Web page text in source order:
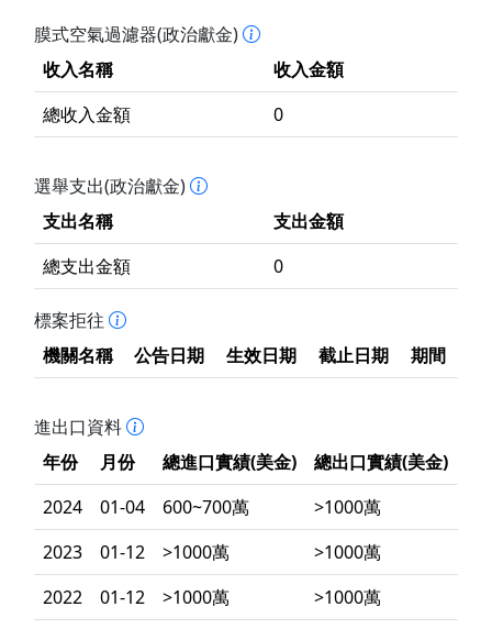
膜式空氣過濾器(政治獻金)
收入名稱
收入金額
總收入金額
0
選舉支出(政治獻金)
支出名稱
支出金額
總支出金額
0
標案拒往
機關名稱
公告日期 生效日期 截止日期 期間
進出口資料
年份
月份 總進口實績(美金)
總出口實績(美金)
2024
01-04 600~700萬
>1000萬
2023
01-12 >1000萬
>1000萬
2022
01-12 >1000萬
>1000萬